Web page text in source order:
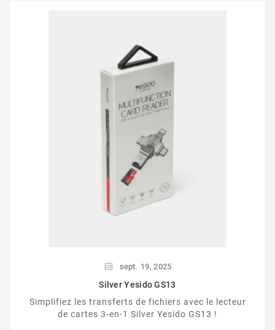
sept. 19, 2025
Silver Yesido GS13
Simplifiez les transferts de fichiers avec le lecteur
de cartes 3-en-1 Silver Yesido GS13 !